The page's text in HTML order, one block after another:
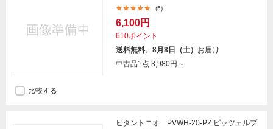
(5)
6,100円
610ポイント
送料無料、8月8日（土） お届け
中古品1点 3,980円～
比較する
ビタントニオ PVWH-20-PZ ピッツェルプ